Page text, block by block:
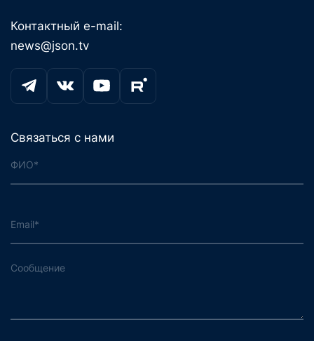
Контактный e-mail:
news@json.tv
Связаться с нами